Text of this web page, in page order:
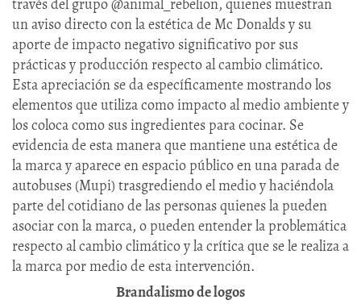
través del grupo @animal_rebelion, quienes muestran
un aviso directo con la estética de Mc Donalds y su
aporte de impacto negativo significativo por sus
prácticas y producción respecto al cambio climático.
Esta apreciación se da específicamente mostrando los
elementos que utiliza como impacto al medio ambiente y
los coloca como sus ingredientes para cocinar. Se
evidencia de esta manera que mantiene una estética de
la marca y aparece en espacio público en una parada de
autobuses (Mupi) trasgrediendo el medio y haciéndola
parte del cotidiano de las personas quienes la pueden
asociar con la marca, o pueden entender la problemática
respecto al cambio climático y la crítica que se le realiza a
la marca por medio de esta intervención.
Brandalismo de logos